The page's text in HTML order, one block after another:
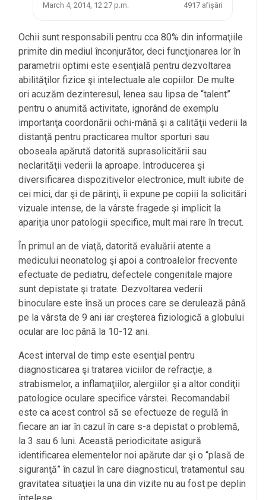
March 4, 2014, 12:27 p.m. 4917 afișări
Ochii sunt responsabili pentru cca 80% din informaţiile
primite din mediul înconjurător, deci funcţionarea lor în
parametrii optimi este esenţială pentru dezvoltarea
abilităţilor fizice şi intelectuale ale copiilor. De multe
ori acuzăm dezinteresul, lenea sau lipsa de “talent”
pentru o anumită activitate, ignorând de exemplu
importanţa coordonării ochi-mână şi a calităţii vederii la
distanţă pentru practicarea multor sporturi sau
oboseala apărută datorită suprasolicitării sau
neclarităţii vederii la aproape. Introducerea şi
diversificarea dispozitivelor electronice, mult iubite de
cei mici, dar şi de părinţi, îi expune pe copiii la solicitări
vizuale intense, de la vârste fragede şi implicit la
apariţia unor patologii specifice, mult mai rare în trecut.
În primul an de viaţă, datorită evaluării atente a
medicului neonatolog şi apoi a controalelor frecvente
efectuate de pediatru, defectele congenitale majore
sunt depistate şi tratate. Dezvoltarea vederii
binoculare este însă un proces care se derulează până
pe la vârsta de 9 ani iar creşterea fiziologică a globului
ocular are loc până la 10-12 ani.
Acest interval de timp este esenţial pentru
diagnosticarea şi tratarea viciilor de refracţie, a
strabismelor, a inflamaţiilor, alergiilor şi a altor condiţii
patologice oculare specifice vârstei. Recomandabil
este ca acest control să se efectueze de regulă în
fiecare an iar în cazul în care s-a depistat o problemă,
la 3 sau 6 luni. Această periodicitate asigură
identificarea elementelor noi apărute dar şi o “plasă de
siguranţă” în cazul în care diagnosticul, tratamentul sau
gravitatea situaţiei la una din vizite nu au fost pe deplin